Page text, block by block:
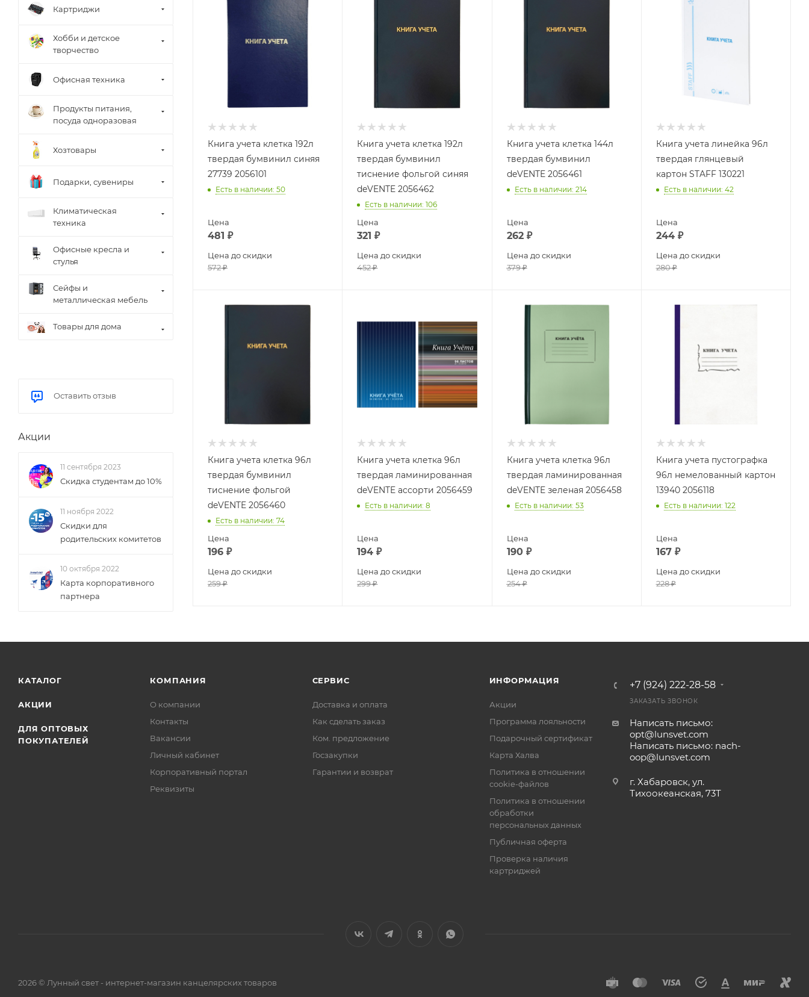
Книга учета клетка 192л
твердая бумвинил синяя
27739 2056101
Есть в наличии: 50
Цена
481 ₽
Цена до скидки
572₽
Книга учета клетка 192л
твердая бумвинил
тиснение фольгой синяя
deVENTE 2056462
Есть в наличии: 106
Цена
321 ₽
Цена до скидки
452₽
Книга учета клетка 144л
твердая бумвинил
deVENTE 2056461
Есть в наличии: 214
Цена
262₽
Цена до скидки
379₽
Книга учета линейка 96л
твердая глянцевый
картон STAFF 130221
Есть в наличии: 42
Цена
244₽
Цена до скидки
280₽
Книга учета клетка 96л
твердая бумвинил
тиснение фольгой
deVENTE 2056460
Есть в наличии: 74
Цена
196 ₽
Цена до скидки
259₽
Книга учета клетка 96л
твердая ламинированная
deVENTE ассорти 2056459
Есть в наличии: 8
Цена
194 ₽
Цена до скидки
299₽
Книга учета клетка 96л
твердая ламинированная
deVENTE зеленая 2056458
Есть в наличии: 53
Цена
190₽
Цена до скидки
254₽
Книга учета пустографка
96л немелованный картон
13940 2056118
Есть в наличии: 122
Цена
167₽
Цена до скидки
228₽
Картриджи
Хобби и детское
творчество
Офисная техника
Продукты питания,
посуда одноразовая
Хозтовары
Подарки, сувениры
Климатическая
техника
Офисные кресла и
стулья
Сейфы и
металлическая мебель
Товары для дома
Оставить отзыв
Акции
11 сентября 2023
Скидка студентам до 10%
11 ноября 2022
Скидки для
родительских комитетов
10 октября 2022
Карта корпоративного
партнера
КАТАЛОГ
АКЦИИ
ДЛЯ ОПТОВЫХ
ПОКУПАТЕЛЕЙ
КОМПАНИЯ
О компании
Контакты
Вакансии
Личный кабинет
Корпоративный портал
Реквизиты
СЕРВИС
Доставка и оплата
Как сделать заказ
Ком. предложение
Госзакупки
Гарантии и возврат
ИНФОРМАЦИЯ
Акции
Программа лояльности
Подарочный сертификат
Карта Халва
Политика в отношении
cookie-файлов
Политика в отношении
обработки
персональных данных
Публичная оферта
Проверка наличия
картриджей
+7 (924) 222-28-58
ЗАКАЗАТЬ ЗВОНОК
Написать письмо:
opt@lunsvet.com
Написать письмо: nach-
oop@lunsvet.com
г. Хабаровск, ул.
Тихоокеанская, 73Т
2026 © Лунный свет - интернет-магазин канцелярских товаров